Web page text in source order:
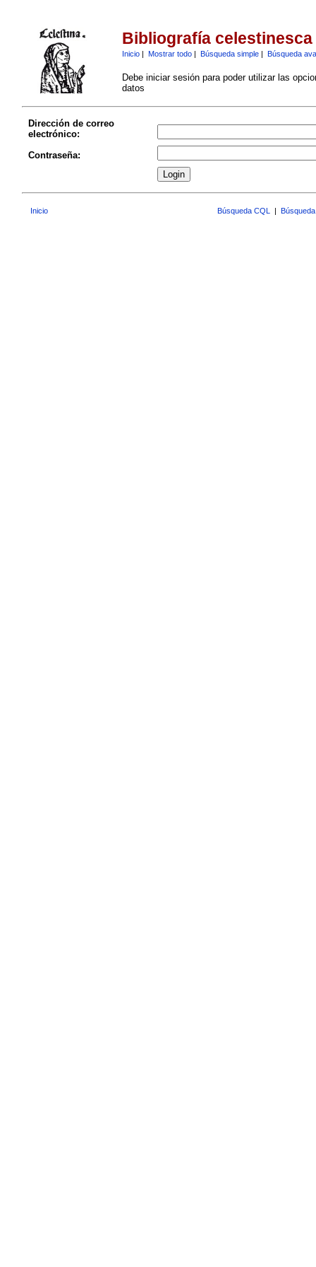
Bibliografía celestinesca
Inicio| Mostrar todo| Búsqueda simple| Búsqueda
Debe iniciar sesión para poder utilizar las
datos
Dirección de correo
electrónico:
Contraseña:
Inicio Búsqueda CQL |